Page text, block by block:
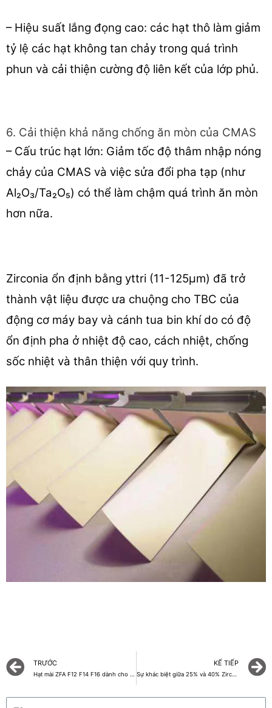
– Hiệu suất lắng đọng cao: các hạt thô làm giảm
tỷ lệ các hạt không tan chảy trong quá trình
phun và cải thiện cường độ liên kết của lớp phủ.
6. Cải thiện khả năng chống ăn mòn của CMAS
– Cấu trúc hạt lớn: Giảm tốc độ thâm nhập nóng
chảy của CMAS và việc sửa đổi pha tạp (như
Al₂O₃/Ta₂O₅) có thể làm chậm quá trình ăn mòn
hơn nữa.
Zirconia ổn định bằng yttri (11-125μm) đã trở
thành vật liệu được ưa chuộng cho TBC của
động cơ máy bay và cánh tua bin khí do có độ
ổn định pha ở nhiệt độ cao, cách nhiệt, chống
sốc nhiệt và thân thiện với quy trình.
TRƯỚC
Hạt mài ZFA F12 F14 F16 dành cho bánh mài hạng nặng
KẾ TIẾP
Sự khác biệt giữa 25% và 40% Zirconia nhôm oxit